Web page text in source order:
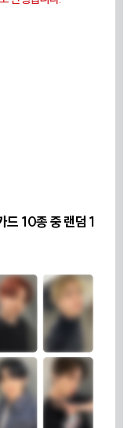
드 10종 중 랜덤 1